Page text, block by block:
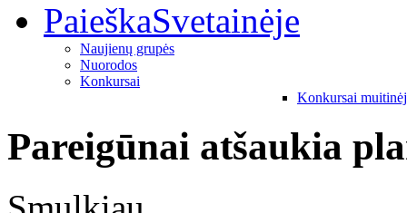
PaieškaSvetainėje
Naujienų grupės
Nuorodos
Konkursai
Konkursai
Pareigūnai atšaukia